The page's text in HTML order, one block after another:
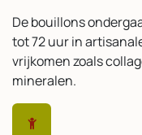
De bouillons
tot 72 uur in
vrijkomen zoals
mineralen.